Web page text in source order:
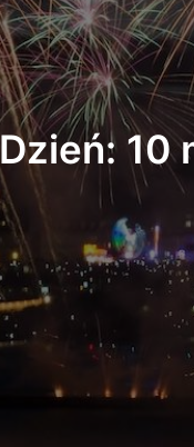
Dzień: 10